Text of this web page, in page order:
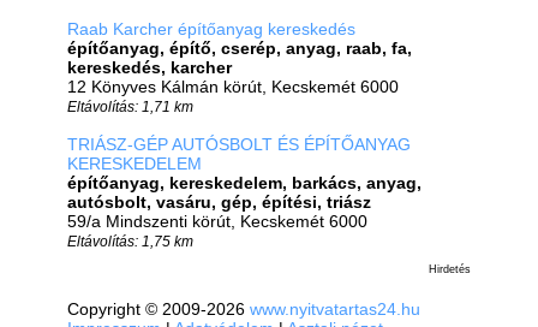
Raab Karcher építőanyag kereskedés
építőanyag, építő, cserép, anyag, raab, fa,
kereskedés, karcher
12 Könyves Kálmán körút, Kecskemét 6000
Eltávolítás: 1,71 km
TRIÁSZ-GÉP AUTÓSBOLT ÉS ÉPÍTŐANYAG
KERESKEDELEM
építőanyag, kereskedelem, barkács, anyag,
autósbolt, vasáru, gép, építési, triász
59/a Mindszenti körút, Kecskemét 6000
Eltávolítás: 1,75 km
Hirdetés
Copyright © 2009-2026 www.nyitvatartas24.hu